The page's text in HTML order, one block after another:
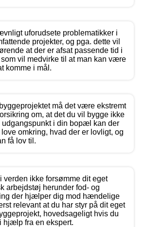
uforudsete problematikker i
projekter, og pga. dette vil
at der er afsat passende tid i
vil medvirke til at man kan være
komme i mål.
må det være ekstremt
om, at det du vil bygge ikke
udgangspunkt i din bopæl kan der
omkring, hvad der er lovligt, og
få lov til.
verden ikke forsømme dit eget
arbejdstøj herunder fod- og
der hjælper dig mod hændelige
relevant at du har styr på dit eget
hovedsageligt hvis du
hjælp fra en ekspert.